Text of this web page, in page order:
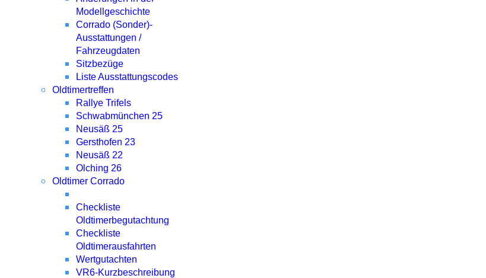
Modellgeschichte
Corrado (Sonder)-
Ausstattungen /
Fahrzeugdaten
Sitzbezüge
Liste Ausstattungscodes
Oldtimertreffen
Rallye Trifels
Schwabmünchen 25
Neusäß 25
Gersthofen 23
Neusäß 22
Olching 26
Oldtimer Corrado
Checkliste
Oldtimerbegutachtung
Checkliste
Oldtimerausfahrten
Wertgutachten
VR6-Kurzbeschreibung